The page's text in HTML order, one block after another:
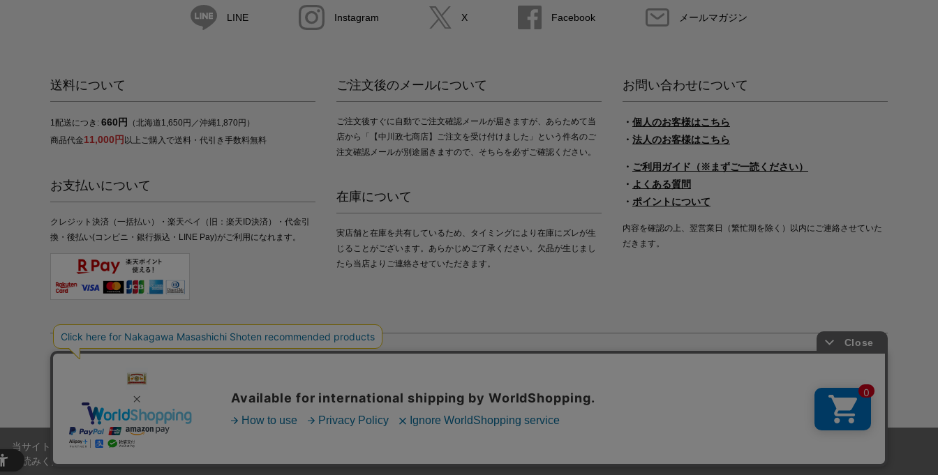
LINE Instagram X Facebook メールマガジン
送料について
1配送につき: 660円
（北海道1,650円／沖縄1,870円）
商品代金11,000円 以上ご購入で送料・代引き手数料無料
お支払いについて
クレジット決済（一括払い）・楽天ペイ（旧：楽天ID決済）・代金引
換・後払い(コンビニ・銀行振込・LINE Pay)がご利用になれます。
ご注文後のメールについて
ご注文後すぐに自動でご注文確認メールが届きますが、あらためて当
店から「【中川政七商店】ご注文を受け付けました」という件名のご
注文確認メールが別途届きますので、そちらを必ずご確認ください。
在庫について
実店舗と在庫を共有しているため、タイミングにより在庫にズレが生
じることがございます。あらかじめご了承ください。欠品が生じまし
たら当店よりご連絡させていただきます。
お問い合わせについて
・ 個人のお客様はこちら
・ 法人のお客様はこちら
・ ご利用ガイド（※まずご一読ください）
・ よくある質問
・ ポイントについて
内容を確認の上、翌営業日（繁忙期を除く）以内にご連絡させていた
だきます。
プライバシーポリシー
当サイトでは、当サイト内における閲覧履歴・属性情報などの取得および利便性向上のためにクッキー（Cookie）を使用いたします。詳細に関しては「
お読みください。